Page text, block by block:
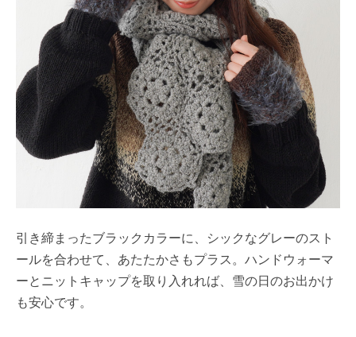
引き締まったブラックカラーに、シックなグレーのスト
ールを合わせて、あたたかさもプラス。ハンドウォーマ
ーとニットキャップを取り入れれば、雪の日のお出かけ
も安心です。